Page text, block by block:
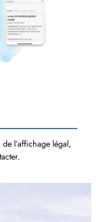
l’affichage légal,